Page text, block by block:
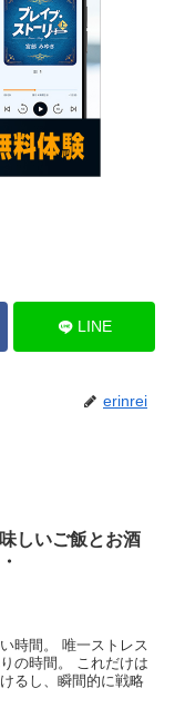
LINE
erinrei
しいご飯とお酒
時間。 唯一ストレス
の時間。 これだけは
るし、瞬間的に戦略